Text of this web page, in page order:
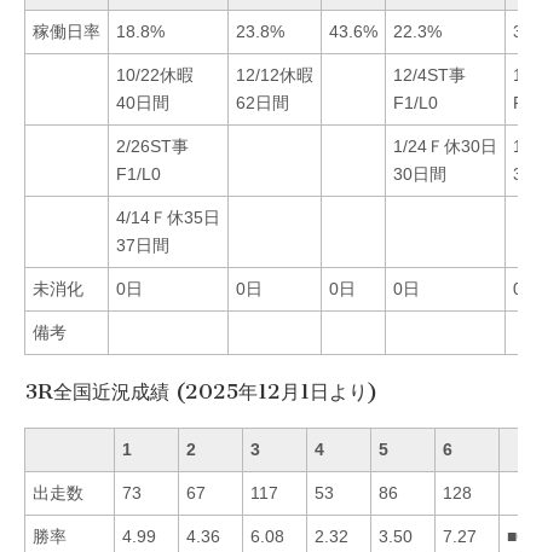
稼働日率 18.8% 23.8% 43.6% 22.3%
10/22休暇
40日間
12/12休暇
62日間
12/4ST事
F1/L0
12/
F1/
2/26ST事
F1/L0
1/24Ｆ休30日
30日間
1/
35
4/14Ｆ休35日
37日間
未消化 0日 0日 0日 0日 0日
備考
3R全国近況成績 (2025年12月1日より)
1 2 3 4 5 6
出走数 73 67 117 53 86 128
勝率 4.99 4.36 6.08 2.32 3.50 7.27